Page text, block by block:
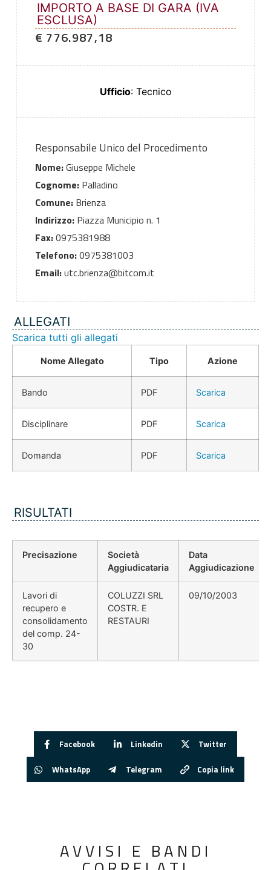
IMPORTO A BASE DI GARA (IVA
ESCLUSA)
€ 776.987,18
Ufficio: Tecnico
Responsabile Unico del Procedimento
Nome:Giuseppe Michele
Cognome:Palladino
Comune:Brienza
Indirizzo:Piazza Municipio n. 1
Fax:0975381988
Telefono:0975381003
Email:utc.brienza@bitcom.it
ALLEGATI
Scarica tutti gli allegati
Nome Allegato Tipo Azione
Bando PDF Scarica
Disciplinare PDF Scarica
Domanda PDF Scarica
RISULTATI
Precisazione
Società
Aggiudicataria
Data
Aggiudicazione
Lavori di
recupero e
consolidamento
del comp. 24-
30
COLUZZI SRL
COSTR. E
RESTAURI
09/10/2003
Facebook Linkedin Twitter
WhatsApp Telegram Copia link
AVVISI E BANDI